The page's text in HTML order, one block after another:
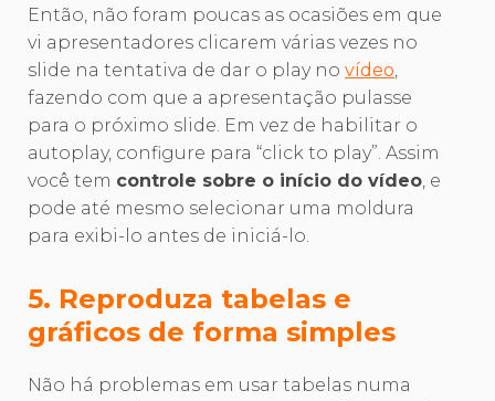
Então, não foram poucas as ocasiões em que
vi apresentadores clicarem várias vezes no
slide na tentativa de dar o play no vídeo,
fazendo com que a apresentação pulasse
para o próximo slide. Em vez de habilitar o
autoplay, configure para “click to play”. Assim
você tem controle sobre o início do vídeo, e
pode até mesmo selecionar uma moldura
para exibi-lo antes de iniciá-lo.
5. Reproduza tabelas e
gráficos de forma simples
Não há problemas em usar tabelas numa